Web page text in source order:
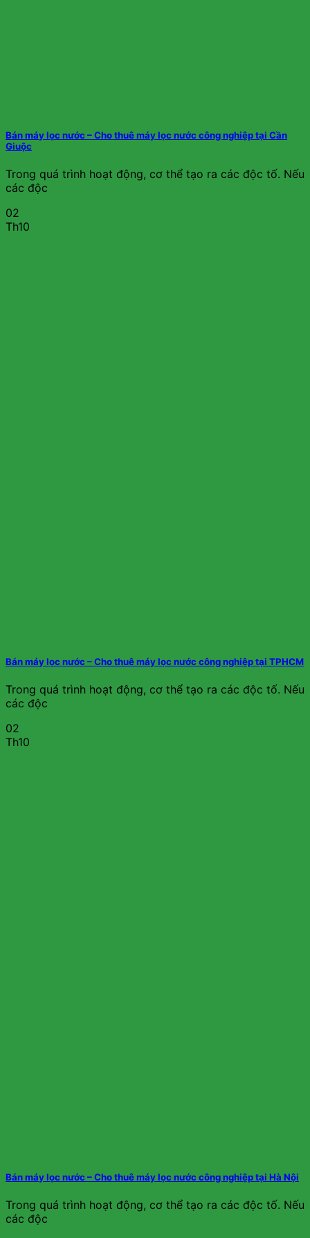
Bán máy lọc nước – Cho thuê máy lọc nước công nghiệp tại Cần
Giuộc
Trong quá trình hoạt động, cơ thể tạo ra các độc tố. Nếu
các độc
02
Th10
Bán máy lọc nước – Cho thuê máy lọc nước công nghiệp tại TPHCM
Trong quá trình hoạt động, cơ thể tạo ra các độc tố. Nếu
các độc
02
Th10
Bán máy lọc nước – Cho thuê máy lọc nước công nghiệp tại Hà Nội
Trong quá trình hoạt động, cơ thể tạo ra các độc tố. Nếu
các độc